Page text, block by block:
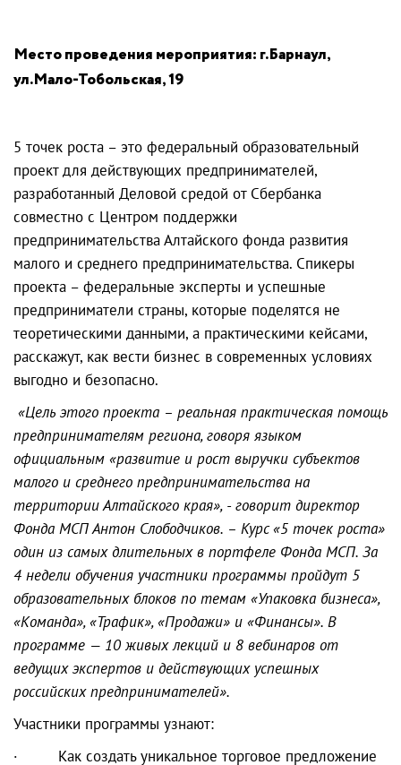
Место проведения мероприятия: г.Барнаул,
ул.Мало-Тобольская, 19
5 точек роста – это федеральный образовательный
проект для действующих предпринимателей,
разработанный Деловой средой от Сбербанка
совместно с Центром поддержки
предпринимательства Алтайского фонда развития
малого и среднего предпринимательства. Спикеры
проекта – федеральные эксперты и успешные
предприниматели страны, которые поделятся не
теоретическими данными, а практическими кейсами,
расскажут, как вести бизнес в современных условиях
выгодно и безопасно.
«Цель этого проекта – реальная практическая помощь
предпринимателям региона, говоря языком
официальным «развитие и рост выручки субъектов
малого и среднего предпринимательства на
территории Алтайского края», - говорит директор
Фонда МСП Антон Слободчиков. – Курс «5 точек роста»
один из самых длительных в портфеле Фонда МСП. За
4 недели обучения участники программы пройдут 5
образовательных блоков по темам «Упаковка бизнеса»,
«Команда», «Трафик», «Продажи» и «Финансы». В
программе — 10 живых лекций и 8 вебинаров от
ведущих экспертов и действующих успешных
российских предпринимателей».
Участники программы узнают:
· Как создать уникальное торговое предложение